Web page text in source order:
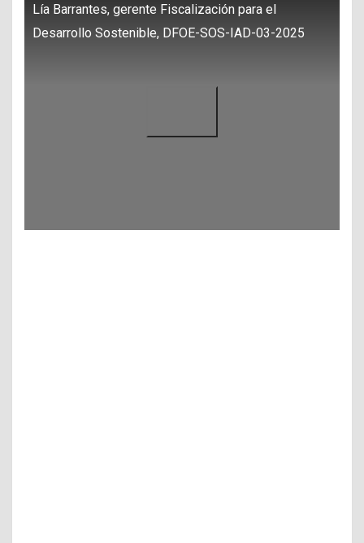
Lía Barrantes, gerente Fiscalización para el
Desarrollo Sostenible, DFOE-SOS-IAD-03-2025